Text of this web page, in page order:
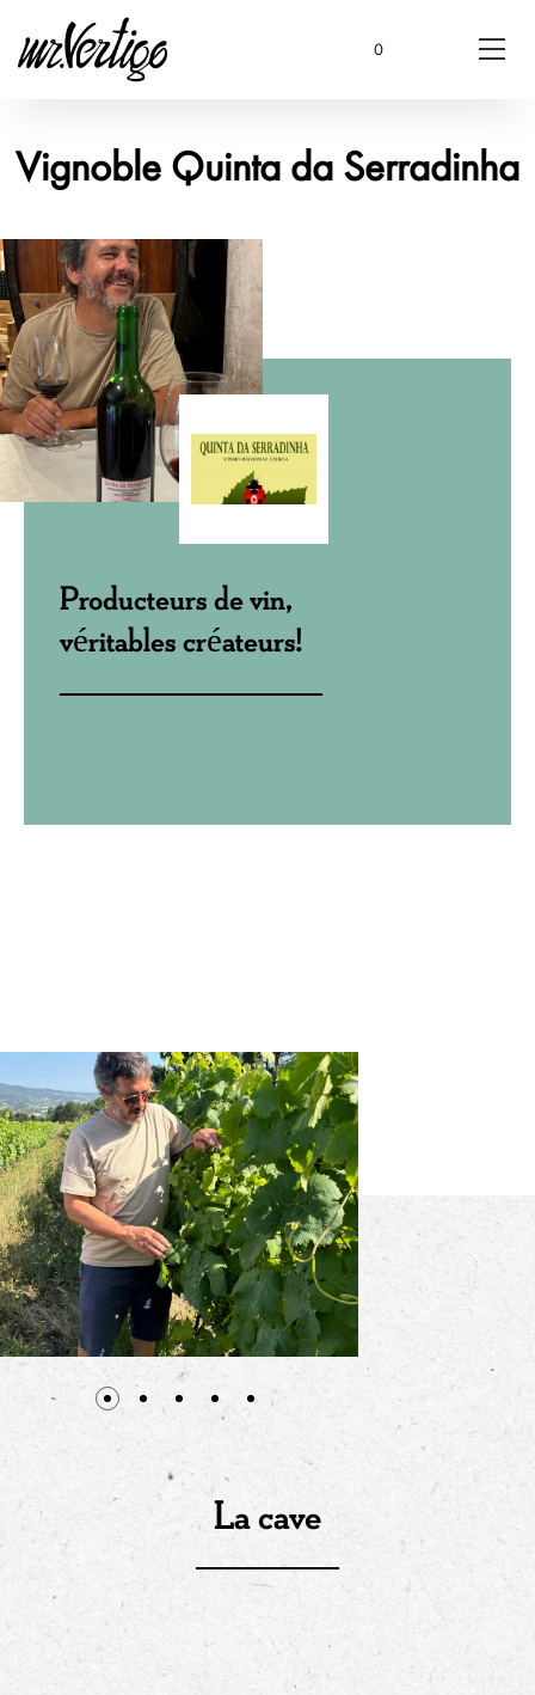
0
Vignoble Quinta da Serradinha
Producteurs de vin,
véritables créateurs!
La cave